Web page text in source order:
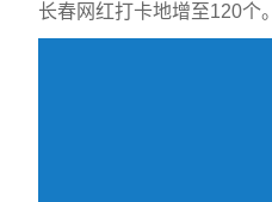
长春网红打卡地增至120个。